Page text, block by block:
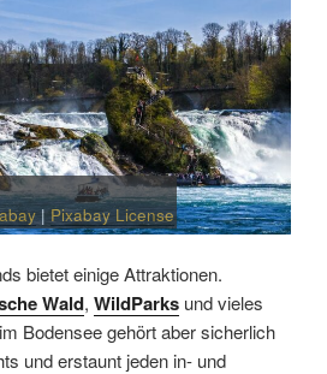
|Pixabay License
bietet einige Attraktionen.
Wald, WildParks und vieles
Bodensee gehört aber sicherlich
und erstaunt jeden in- und